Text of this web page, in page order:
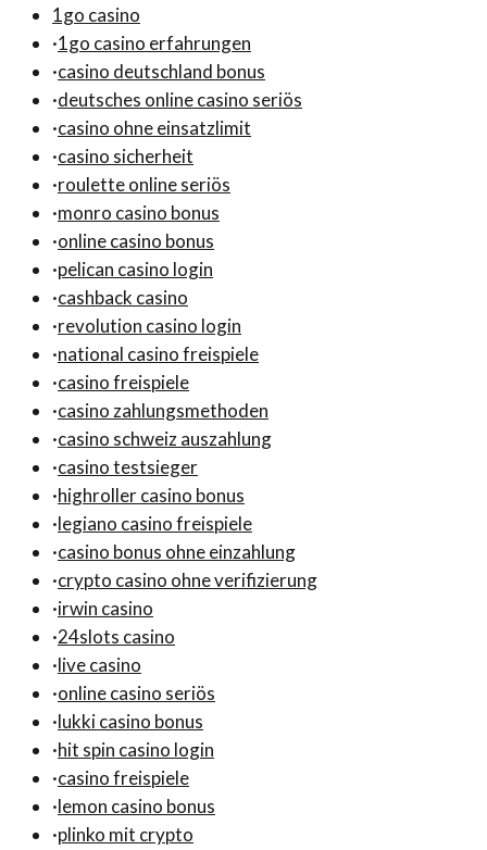
1go casino
·1go casino erfahrungen
·casino deutschland bonus
·deutsches online casino seriös
·casino ohne einsatzlimit
·casino sicherheit
·roulette online seriös
·monro casino bonus
·online casino bonus
·pelican casino login
·cashback casino
·revolution casino login
·national casino freispiele
·casino freispiele
·casino zahlungsmethoden
·casino schweiz auszahlung
·casino testsieger
·highroller casino bonus
·legiano casino freispiele
·casino bonus ohne einzahlung
·crypto casino ohne verifizierung
·irwin casino
·24slots casino
·live casino
·online casino seriös
·lukki casino bonus
·hit spin casino login
·casino freispiele
·lemon casino bonus
·plinko mit crypto